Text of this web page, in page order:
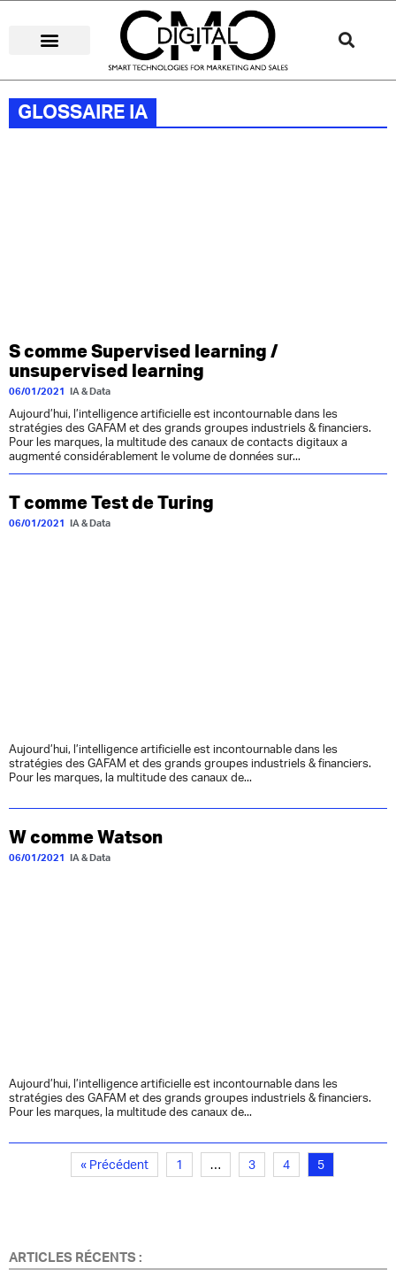
GLOSSAIRE IA
S comme Supervised learning /
unsupervised learning
06/01/2021 IA & Data
Aujourd’hui, l’intelligence artificielle est incontournable dans les
stratégies des GAFAM et des grands groupes industriels & financiers.
Pour les marques, la multitude des canaux de contacts digitaux a
augmenté considérablement le volume de données sur...
T comme Test de Turing
06/01/2021 IA & Data
Aujourd’hui, l’intelligence artificielle est incontournable dans les
stratégies des GAFAM et des grands groupes industriels & financiers.
Pour les marques, la multitude des canaux de...
W comme Watson
06/01/2021 IA & Data
Aujourd’hui, l’intelligence artificielle est incontournable dans les
stratégies des GAFAM et des grands groupes industriels & financiers.
Pour les marques, la multitude des canaux de...
« Précédent 1 … 3 4 5
ARTICLES RÉCENTS :